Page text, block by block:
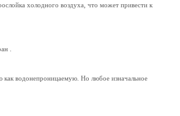
холодного воздуха, что может привести к
.
как водонепроницаемую. Но любое изначальное